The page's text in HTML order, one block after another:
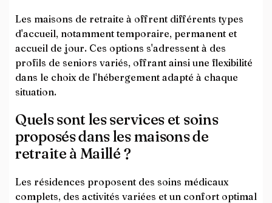
Les maisons de retraite à offrent différents types
d'accueil, notamment temporaire, permanent et
accueil de jour. Ces options s'adressent à des
profils de seniors variés, offrant ainsi une flexibilité
dans le choix de l'hébergement adapté à chaque
situation.
Quels sont les services et soins
proposés dans les maisons de
retraite à Maillé ?
Les résidences proposent des soins médicaux
complets, des activités variées et un confort optimal